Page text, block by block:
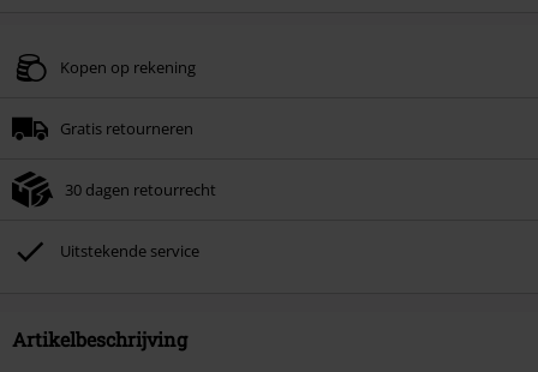
Kopen op rekening
Gratis retourneren
30 dagen retourrecht
Uitstekende service
Artikelbeschrijving